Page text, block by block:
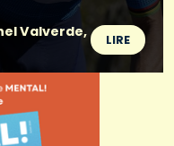
Valverde,
LIRE